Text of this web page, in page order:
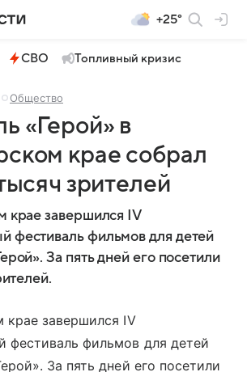
+25°
СВО Топливный кризис
Общество
«Герой» в
крае собрал
зрителей
крае завершился IV
фестиваль фильмов для детей
За пять дней его посетили
крае завершился IV
фестиваль фильмов для детей
За пять дней его посетили